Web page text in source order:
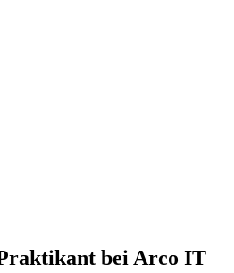
bei Arco IT